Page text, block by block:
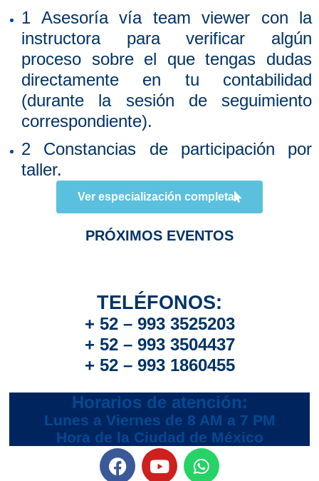
1 Asesoría vía team viewer con la
instructora para verificar algún
proceso sobre el que tengas dudas
directamente en tu contabilidad
(durante la sesión de seguimiento
correspondiente).
2 Constancias de participación por
taller.
Ver especialización completa
PRÓXIMOS EVENTOS
TELÉFONOS:
+ 52 – 993 3525203
+ 52 – 993 3504437
+ 52 – 993 1860455
Horarios de atención:
Lunes a Viernes de 8 AM a 7 PM
Hora de la Ciudad de México